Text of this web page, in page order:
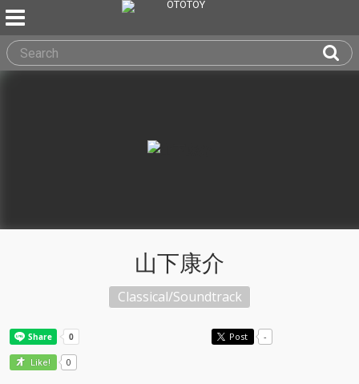
山下康介
Classical/Soundtrack
Post -
Like! 0